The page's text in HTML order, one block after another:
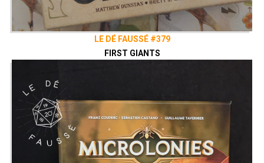
LE DÉ FAUSSÉ #379
FIRST GIANTS